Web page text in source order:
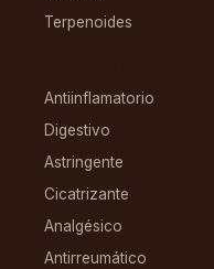
Terpenoides
Antiinflamatorio
Digestivo
Astringente
Cicatrizante
Analgésico
Antirreumático